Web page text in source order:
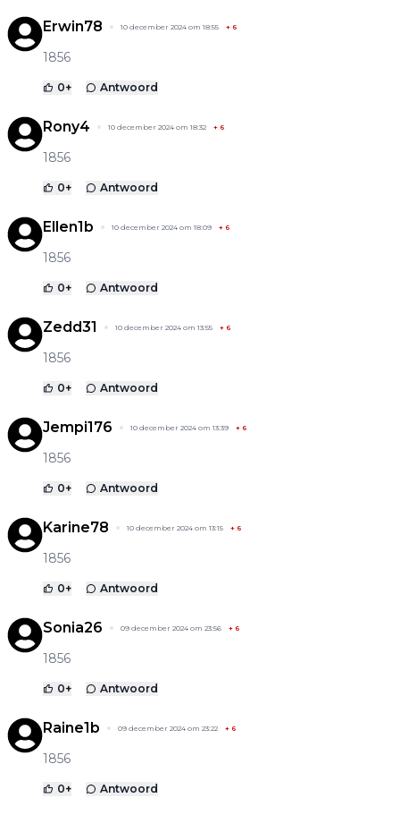
Erwin78 10 december 2024 om 18:55 + 6
1856
0+ Antwoord
Rony4 10 december 2024 om 18:32 + 6
1856
0+ Antwoord
Ellen1b 10 december 2024 om 18:09 + 6
1856
0+ Antwoord
Zedd31 10 december 2024 om 13:55 + 6
1856
0+ Antwoord
Jempi176 10 december 2024 om 13:39 + 6
1856
0+ Antwoord
Karine78 10 december 2024 om 13:15 + 6
1856
0+ Antwoord
Sonia26 09 december 2024 om 23:56 + 6
1856
0+ Antwoord
Raine1b 09 december 2024 om 23:22 + 6
1856
0+ Antwoord